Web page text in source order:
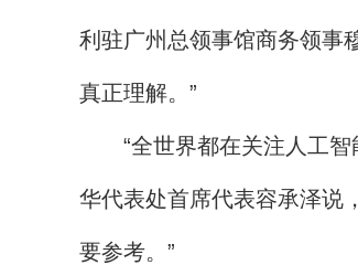
利驻广州总领事馆商务领事
真正理解。”
“全世界都在关注人工智
华代表处首席代表容承泽说
要参考。”